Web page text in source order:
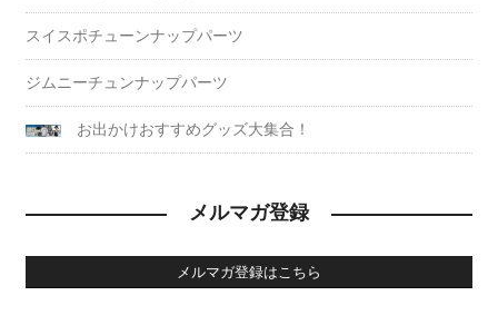
スイスポチューンナップパーツ
ジムニーチュンナップパーツ
お出かけおすすめグッズ大集合！
メルマガ登録
メルマガ登録はこちら